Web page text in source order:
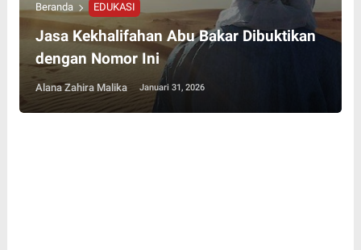
Beranda EDUKASI
Jasa Kekhalifahan Abu Bakar Dibuktikan
dengan Nomor Ini
Alana Zahira Malika Januari 31, 2026